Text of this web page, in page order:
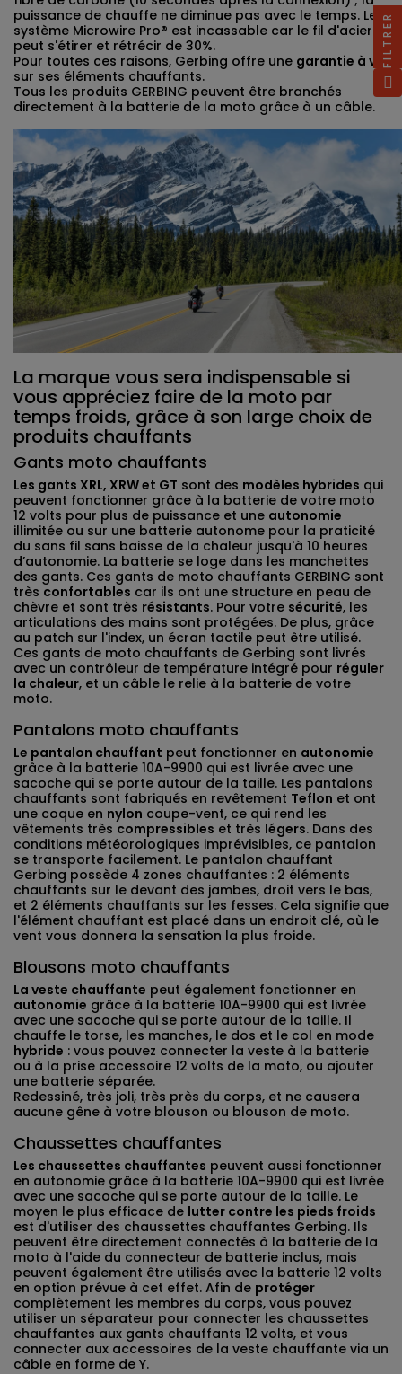
puissance de chauffe ne diminue pas avec le temps. Le
système Microwire Pro® est incassable car le fil d'acier
peut s'étirer et rétrécir de 30%.
Pour toutes ces raisons, Gerbing offre une garantie à vie
sur ses éléments chauffants.
Tous les produits GERBING peuvent être branchés
directement à la batterie de la moto grâce à un câble.
La marque vous sera indispensable si
vous appréciez faire de la moto par
temps froids, grâce à son large choix de
produits chauffants
Gants moto chauffants
Les gants XRL, XRW et GT sont des modèles hybrides qui
peuvent fonctionner grâce à la batterie de votre moto
12 volts pour plus de puissance et une autonomie
illimitée ou sur une batterie autonome pour la praticité
du sans fil sans baisse de la chaleur jusqu'à 10 heures
d’autonomie. La batterie se loge dans les manchettes
des gants. Ces gants de moto chauffants GERBING sont
très confortables car ils ont une structure en peau de
chèvre et sont très résistants. Pour votre sécurité, les
articulations des mains sont protégées. De plus, grâce
au patch sur l'index, un écran tactile peut être utilisé.
Ces gants de moto chauffants de Gerbing sont livrés
avec un contrôleur de température intégré pour réguler
la chaleur, et un câble le relie à la batterie de votre
moto.
Pantalons moto chauffants
Le pantalon chauffant peut fonctionner en autonomie
grâce à la batterie 10A-9900 qui est livrée avec une
sacoche qui se porte autour de la taille. Les pantalons
chauffants sont fabriqués en revêtement Teflon et ont
une coque en nylon coupe-vent, ce qui rend les
vêtements très compressibles et très légers. Dans des
conditions météorologiques imprévisibles, ce pantalon
se transporte facilement. Le pantalon chauffant
Gerbing possède 4 zones chauffantes : 2 éléments
chauffants sur le devant des jambes, droit vers le bas,
et 2 éléments chauffants sur les fesses. Cela signifie que
l'élément chauffant est placé dans un endroit clé, où le
vent vous donnera la sensation la plus froide.
Blousons moto chauffants
La veste chauffante peut également fonctionner en
autonomie grâce à la batterie 10A-9900 qui est livrée
avec une sacoche qui se porte autour de la taille. Il
chauffe le torse, les manches, le dos et le col en mode
hybride : vous pouvez connecter la veste à la batterie
ou à la prise accessoire 12 volts de la moto, ou ajouter
une batterie séparée.
Redessiné, très joli, très près du corps, et ne causera
aucune gêne à votre blouson ou blouson de moto.
Chaussettes chauffantes
Les chaussettes chauffantes peuvent aussi fonctionner
en autonomie grâce à la batterie 10A-9900 qui est livrée
avec une sacoche qui se porte autour de la taille. Le
moyen le plus efficace de lutter contre les pieds froids
est d'utiliser des chaussettes chauffantes Gerbing. Ils
peuvent être directement connectés à la batterie de la
moto à l'aide du connecteur de batterie inclus, mais
peuvent également être utilisés avec la batterie 12 volts
en option prévue à cet effet. Afin de protéger
complètement les membres du corps, vous pouvez
utiliser un séparateur pour connecter les chaussettes
chauffantes aux gants chauffants 12 volts, et vous
connecter aux accessoires de la veste chauffante via un
câble en forme de Y.
FILTRER